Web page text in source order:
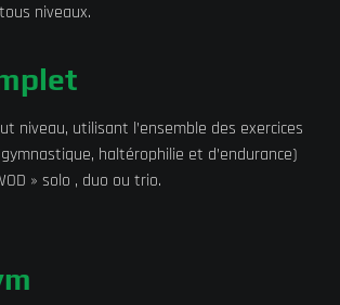
niveaux.
niveau, utilisant l’ensemble des exercices
haltérophilie et d’endurance)
» solo , duo ou trio.